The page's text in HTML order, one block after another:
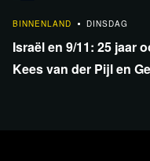
BINNENLAND
DINSDAG
Israël en 9/11: 25 jaar
Kees van der Pijl en